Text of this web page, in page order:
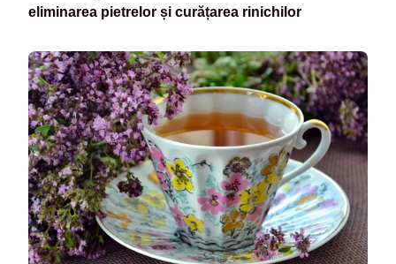
eliminarea pietrelor și curățarea rinichilor